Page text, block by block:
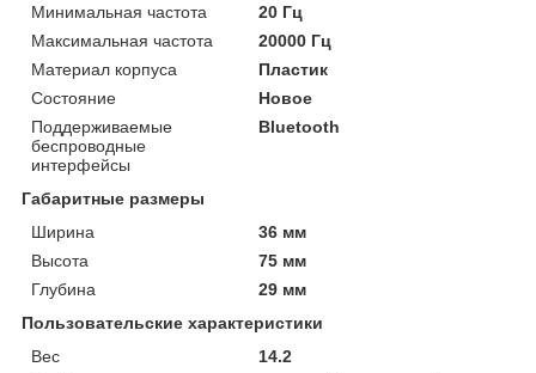
Минимальная частота
20 Гц
Максимальная частота
20000 Гц
Материал корпуса
Пластик
Состояние
Новое
Поддерживаемые
беспроводные
интерфейсы
Bluetooth
Габаритные размеры
Ширина
36 мм
Высота
75 мм
Глубина
29 мм
Пользовательские характеристики
Вес
14.2